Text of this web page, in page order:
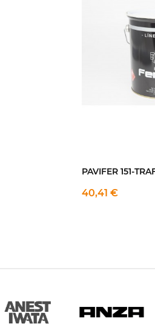
PAVIFER 151-
40,41 €